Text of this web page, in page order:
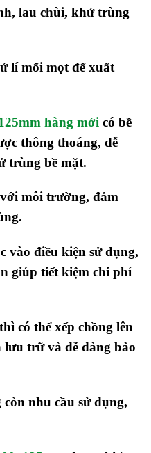
lau chùi, khử trùng
lí mối mọt để xuất
hàng mới có bề
thông thoáng, dễ
trùng bề mặt.
môi trường, đảm
vào điều kiện sử dụng,
giúp tiết kiệm chi phí
có thể xếp chồng lên
lưu trữ và dễ dàng bảo
nhu cầu sử dụng,